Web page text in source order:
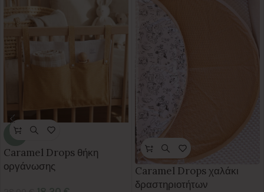
-35%
Caramel Drops θήκη
οργάνωσης
Caramel Drops χαλάκι
δραστηριοτήτων